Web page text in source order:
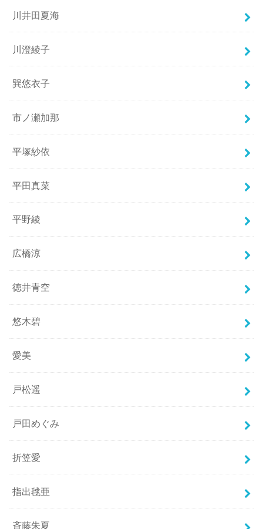
川井田夏海
川澄綾子
巽悠衣子
市ノ瀬加那
平塚紗依
平田真菜
平野綾
広橋涼
徳井青空
悠木碧
愛美
戸松遥
戸田めぐみ
折笠愛
指出毬亜
斉藤朱夏